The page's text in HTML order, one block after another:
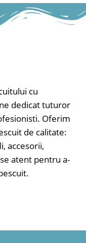
cu
dedicat tuturor
Oferim
de calitate:
accesorii,
atent pentru a-